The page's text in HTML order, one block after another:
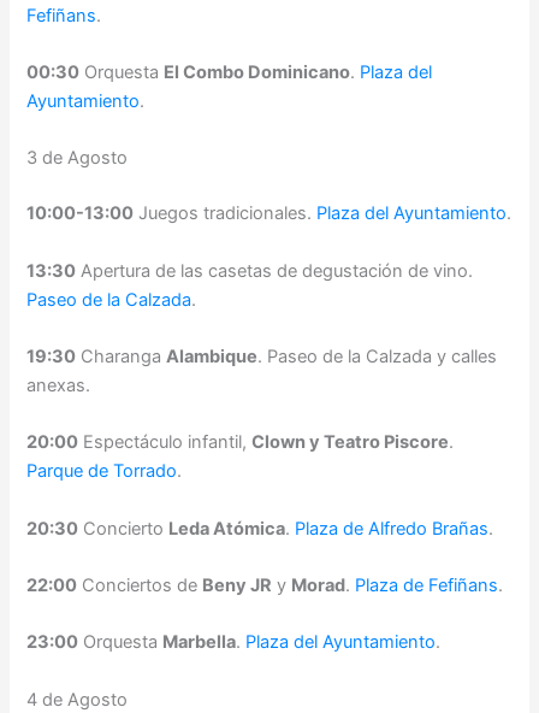
Fefiñans.
00:30 Orquesta El Combo Dominicano. Plaza del
Ayuntamiento.
3 de Agosto
10:00-13:00 Juegos tradicionales. Plaza del Ayuntamiento.
13:30 Apertura de las casetas de degustación de vino.
Paseo de la Calzada.
19:30 CharangaAlambique. Paseo de la Calzada y calles
anexas.
20:00 Espectáculo infantil,Clown y Teatro Piscore.
Parque de Torrado.
20:30 Concierto Leda Atómica. Plaza de Alfredo Brañas.
22:00 Conciertos de Beny JR y Morad. Plaza de Fefiñans.
23:00 Orquesta Marbella. Plaza del Ayuntamiento.
4 de Agosto